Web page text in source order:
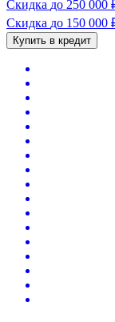
Скидка до 250 000
Скидка до 150 000
Купить в кредит